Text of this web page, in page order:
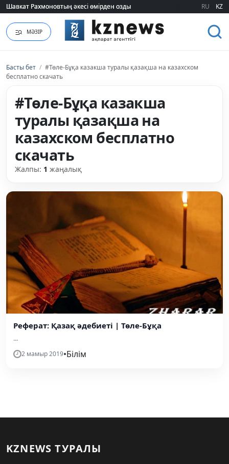
Шавкат Рахмоновтың әкесі өмірден озды
Шавкат Рахмоновтың әкесі өмірден озды RU KZ
МӘЗІР
Басты бет / #Төле-Бұқа казакша туралы қазақша на казахском
бесплатно скачать
#Төле-Бұқа казакша
туралы қазақша на
казахском бесплатно
скачать
Жалпы: 1 жаңалық
Реферат: Қазақ әдебиеті | Төле-Бұқа
...
2 мамыр 2019•Білім
KZNEWS ТУРАЛЫ